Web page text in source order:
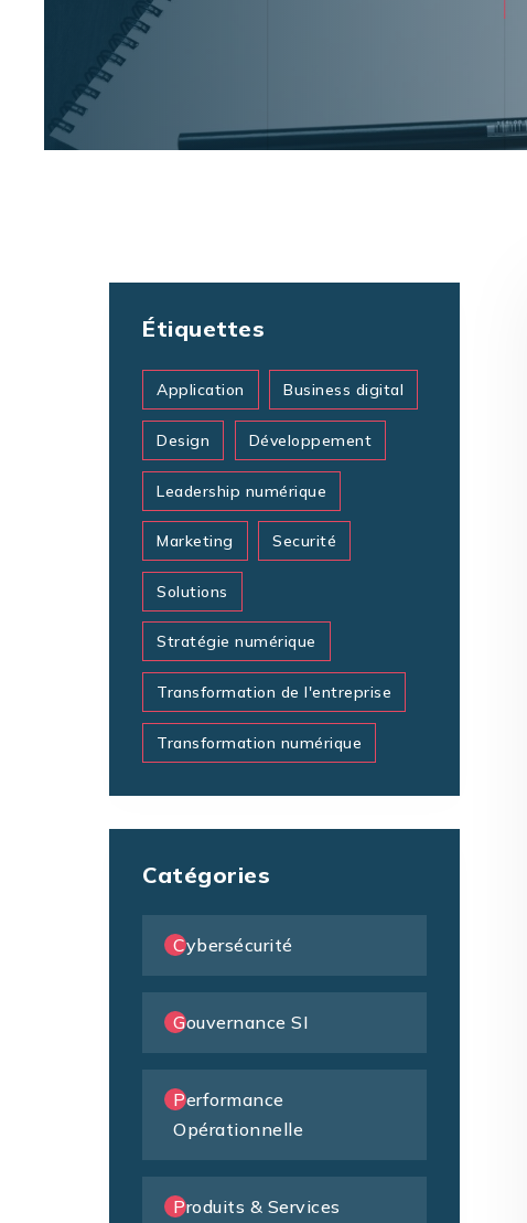
Étiquettes
Application Business digital
Design Développement
Leadership numérique
Marketing Securité
Solutions
Stratégie numérique
Transformation de l'entreprise
Transformation numérique
Catégories
Cybersécurité
Gouvernance SI
Performance
Opérationnelle
Produits & Services